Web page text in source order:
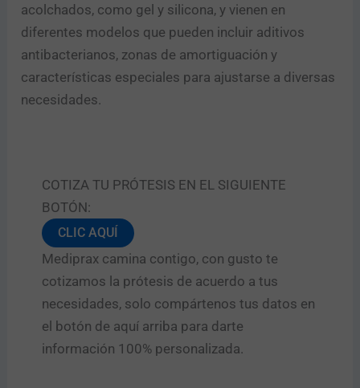
acolchados, como gel y silicona, y vienen en
diferentes modelos que pueden incluir aditivos
antibacterianos, zonas de amortiguación y
características especiales para ajustarse a diversas
necesidades.
COTIZA TU PRÓTESIS EN EL SIGUIENTE
BOTÓN:
CLIC AQUÍ
Mediprax camina contigo, con gusto te
cotizamos la prótesis de acuerdo a tus
necesidades, solo compártenos tus datos en
el botón de aquí arriba para darte
información 100% personalizada.